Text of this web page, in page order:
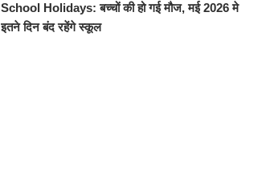
School Holidays: बच्चों की हो गई मौज, मई 2026 मे
इतने दिन बंद रहेंगे स्कूल